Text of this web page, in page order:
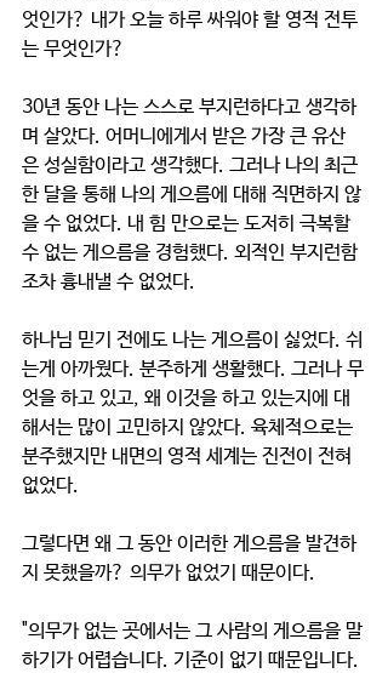
엇인가? 내가 오늘 하루 싸워야 할 영적 전투
는 무엇인가?
30년 동안 나는 스스로 부지런하다고 생각하
며 살았다. 어머니에게서 받은 가장 큰 유산
은 성실함이라고 생각했다. 그러나 나의 최근
한 달을 통해 나의 게으름에 대해 직면하지 않
을 수 없었다. 내 힘 만으로는 도저히 극복할
수 없는 게으름을 경험했다. 외적인 부지런함
조차 흉내낼 수 없었다.
하나님 믿기 전에도 나는 게으름이 싫었다. 쉬
는게 아까웠다. 분주하게 생활했다. 그러나 무
엇을 하고 있고, 왜 이것을 하고 있는지에 대
해서는 많이 고민하지 않았다. 육체적으로는
분주했지만 내면의 영적 세계는 진전이 전혀
없었다.
그렇다면 왜 그 동안 이러한 게으름을 발견하
지 못했을까? 의무가 없었기 때문이다.
"의무가 없는 곳에서는 그 사람의 게으름을 말
하기가 어렵습니다. 기준이 없기 때문입니다.